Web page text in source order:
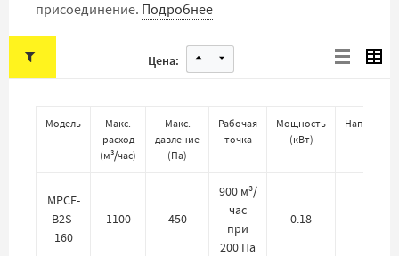
присоединение. Подробнее
Цена:
Модель
Макс.
расход
(м³/час)
Макс.
давление
(Па)
Рабочая
точка
Мощность
(кВт)
MPCF-
B2S-
160
1100 450
900 м³/
час
при
200 Па
0.18